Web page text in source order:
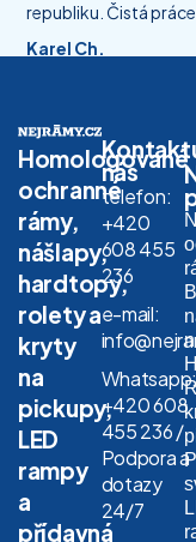
republiku. Čistá práce.
Karel Ch.
Homologované
ochranné
rámy,
nášlapy,
hardtopy,
rolety a
kryty
na
pickupy,
LED
rampy
a
přídavná
nás
telefon:
+420
608 455
236
e-mail:
Whatsapp:
+420 608
455 236 /
Podpora a
dotazy
24/7